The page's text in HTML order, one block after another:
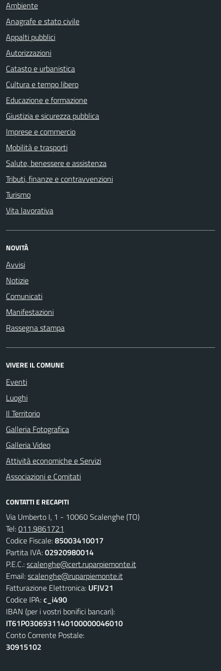
Ambiente
Anagrafe e stato civile
Appalti pubblici
Autorizzazioni
Catasto e urbanistica
Cultura e tempo libero
Educazione e formazione
Giustizia e sicurezza pubblica
Imprese e commercio
Mobilità e trasporti
Salute, benessere e assistenza
Tributi, finanze e contravvenzioni
Turismo
Vita lavorativa
NOVITÀ
Avvisi
Notizie
Comunicati
Manifestazioni
Rassegna stampa
VIVERE IL COMUNE
Eventi
Luoghi
Il Territorio
Galleria Fotografica
Galleria Video
Attività economiche e Servizi
Associazioni e Comitati
CONTATTI E RECAPITI
Via Umberto I, 1 - 10060 Scalenghe (TO)
Tel:011.9861721
Codice Fiscale:85003410017
Partita IVA:02920980014
P.E.C.:scalenghe@cert.ruparpiemonte.it
Email:scalenghe@ruparpiemonte.it
Fatturazione Elettronica: UFJV21
Codice IPA:c_i490
IBAN (per i vostri bonifici bancari):
IT61P0306931140100000046010
Conto Corrente Postale:
30915102